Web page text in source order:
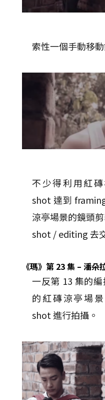
索性一個手動移
不少得利用紅
shot 達到
涼亭場景的鏡頭
shot / editing 去
《瑪》第 23集 – 潘朵
一反第 13 集的
的紅磚涼亭場
shot 進行拍攝。